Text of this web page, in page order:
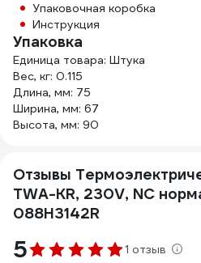
Упаковочная коробка
Инструкция
Упаковка
Единица товара: Штука
Вес, кг: 0.115
Длина, мм: 75
Ширина, мм: 67
Высота, мм: 90
Отзывы
TWA-KR, 230V, NC
088H3142R
5 1 отзыв